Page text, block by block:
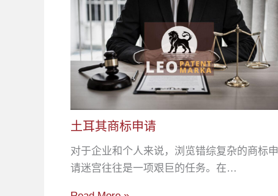
土耳其商标申请
对于企业和个人来说，浏览错综复杂的商标申
请迷宫往往是一项艰巨的任务。在…